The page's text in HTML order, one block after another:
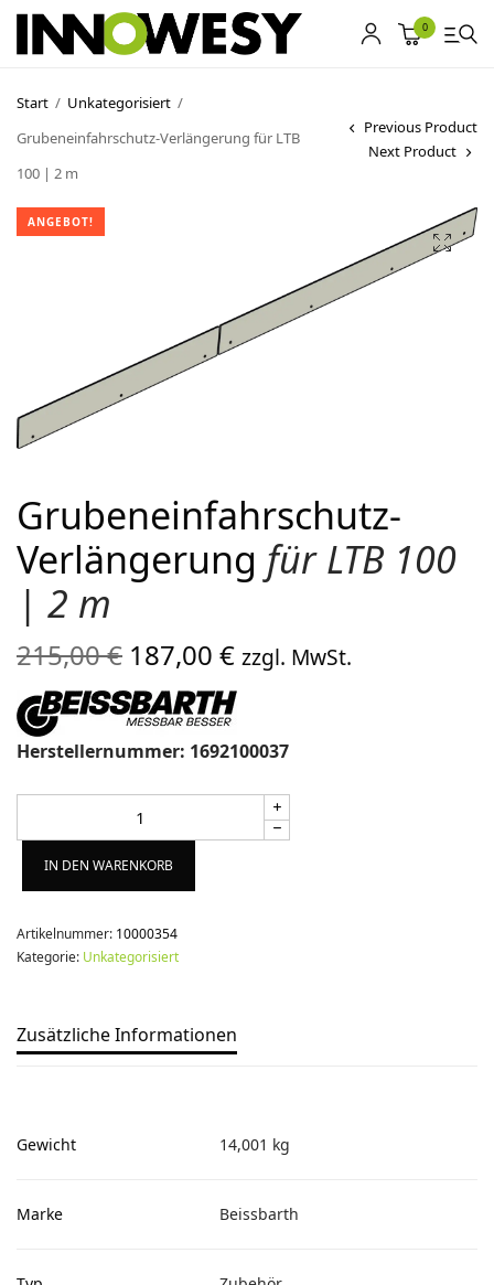
0
Start / Unkategorisiert /
Grubeneinfahrschutz-Verlängerung für LTB
100 | 2 m
Previous Product
Next Product
ANGEBOT!
Grubeneinfahrschutz-
Verlängerung für LTB 100
| 2 m
215,00€ Ursprünglicher
Preis war:
215,00 €
187,00€Aktueller
Preis ist:
187,00 €.
zzgl. MwSt.
Herstellernummer: 1692100037
IN DEN WARENKORB
Artikelnummer: 10000354
Kategorie: Unkategorisiert
Zusätzliche Informationen
Gewicht 14,001 kg
Marke Beissbarth
Shop
Ankauf